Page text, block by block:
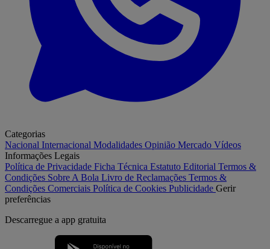
Categorias
Nacional Internacional Modalidades Opinião Mercado Vídeos
Informações Legais
Política de Privacidade Ficha Técnica Estatuto Editorial Termos &
Condições Sobre A Bola Livro de Reclamações Termos &
Condições Comerciais Política de Cookies Publicidade Gerir
preferências
Descarregue a app gratuita